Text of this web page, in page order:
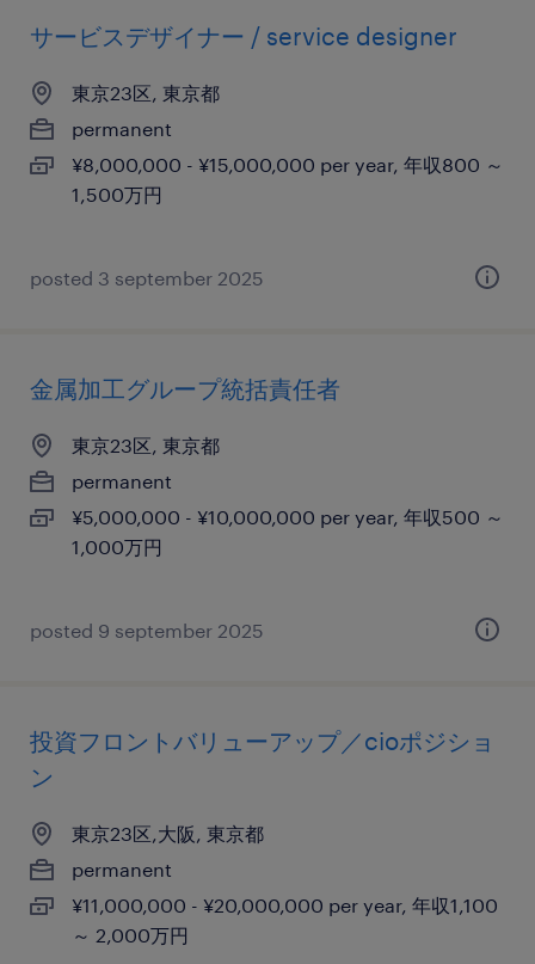
サービスデザイナー / service designer
東京23区, 東京都
permanent
¥8,000,000 - ¥15,000,000 per year, 年収800 ～
1,500万円
posted 3 september 2025
金属加工グループ統括責任者
東京23区, 東京都
permanent
¥5,000,000 - ¥10,000,000 per year, 年収500 ～
1,000万円
posted 9 september 2025
投資フロントバリューアップ／cioポジショ
ン
東京23区,大阪, 東京都
permanent
¥11,000,000 - ¥20,000,000 per year, 年収1,100
～ 2,000万円